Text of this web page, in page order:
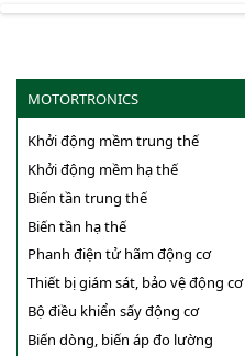
MOTORTRONICS
Khởi động mềm trung thế
Khởi động mềm hạ thế
Biến tần trung thế
Biến tần hạ thế
Phanh điện tử hãm động cơ
Thiết bị giám sát, bảo vệ động cơ
Bộ điều khiển sấy động cơ
Biến dòng, biến áp đo lường